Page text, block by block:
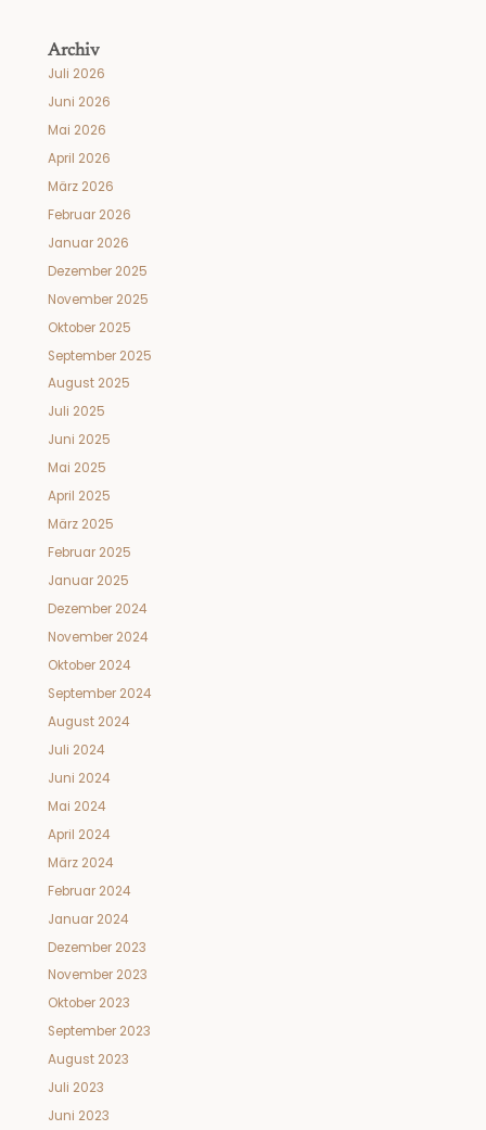
Archiv
Juli 2026
Juni 2026
Mai 2026
April 2026
März 2026
Februar 2026
Januar 2026
Dezember 2025
November 2025
Oktober 2025
September 2025
August 2025
Juli 2025
Juni 2025
Mai 2025
April 2025
März 2025
Februar 2025
Januar 2025
Dezember 2024
November 2024
Oktober 2024
September 2024
August 2024
Juli 2024
Juni 2024
Mai 2024
April 2024
März 2024
Februar 2024
Januar 2024
Dezember 2023
November 2023
Oktober 2023
September 2023
August 2023
Juli 2023
Juni 2023